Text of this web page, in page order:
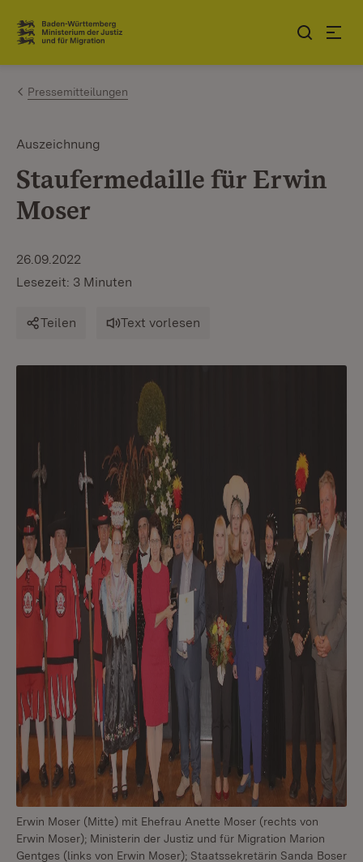
Zum Inhalt springen
Link zur Startseite
Pressemitteilungen
Auszeichnung
Staufermedaille für Erwin
Moser
26.09.2022
Lesezeit: 3 Minuten
Teilen Text vorlesen
Erwin Moser (Mitte) mit Ehefrau Anette Moser (rechts von
Erwin Moser); Ministerin der Justiz und für Migration Marion
Gentges (links von Erwin Moser); Staatssekretärin Sanda Boser